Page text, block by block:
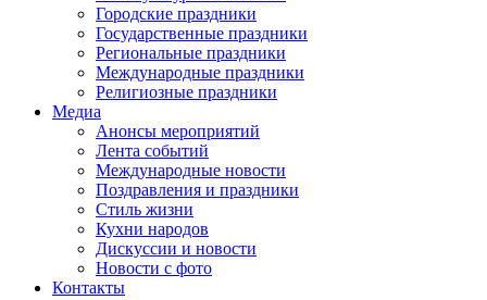
Городские праздники
Государственные праздники
Региональные праздники
Международные праздники
Религиозные праздники
Медиа
Анонсы мероприятий
Лента событий
Международные новости
Поздравления и праздники
Cтиль жизни
Кухни народов
Дискуссии и новости
Новости с фото
Контакты